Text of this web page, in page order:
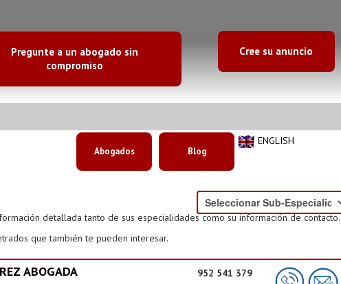
Pregunte a un abogado sin
compromiso
Cree su anuncio
ENGLISH
Abogados Blog
detallada tanto de sus especialidades como su información de contacto.
que también te pueden interesar.
ABOGADA 952 541 379